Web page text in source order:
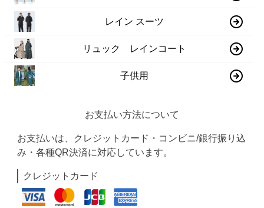
レイン スーツ
リュック レインコート
子供用
お支払い方法について
お支払いは、クレジットカード・コンビニ/銀行振り込
み・各種QR決済に対応しています。
クレジットカード